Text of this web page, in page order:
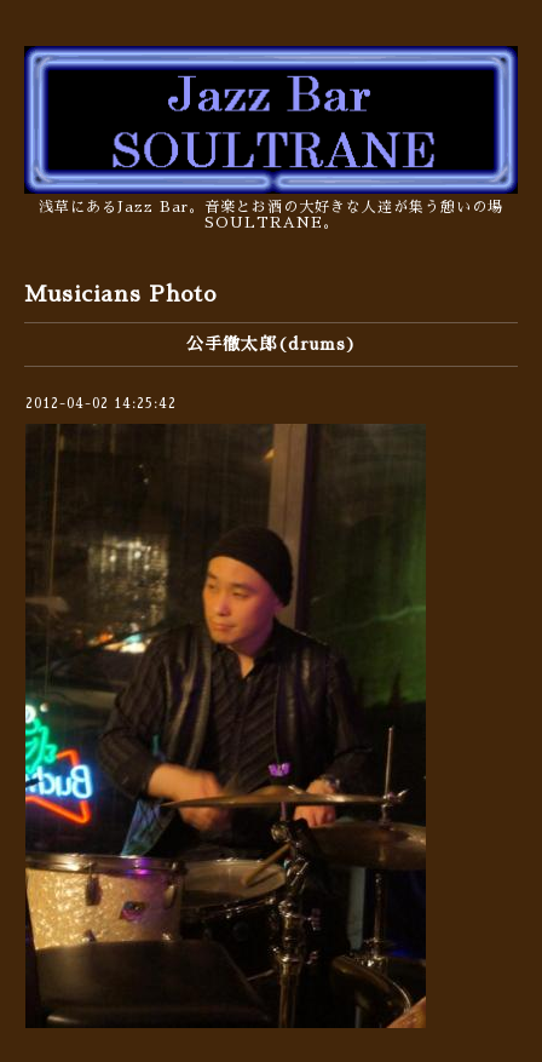
浅草にあるJazz Bar。音楽とお酒の大好きな人達が集う憩いの場
SOULTRANE。
Musicians Photo
公手徹太郎(drums)
2012-04-02 14:25:42